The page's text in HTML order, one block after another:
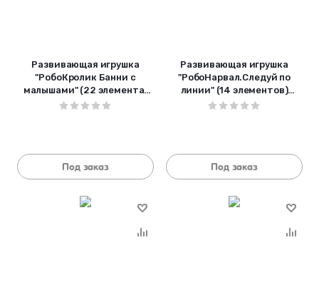
Развивающая игрушка
"РобоКролик Банни с
малышами" (22 элемента)
LER3089
Под заказ
Развивающая игрушка
"РобоНарвал.Следуй по
линии" (14 элементов)
LER3099
Под заказ